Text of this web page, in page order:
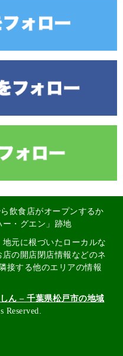
飲食店がオープンするか
ー・グエン」跡地
元に根づいたローカルな
の開店閉店情報などのネ
接する他のエリアの情報
ん – 千葉県松戸市の地域
Reserved.